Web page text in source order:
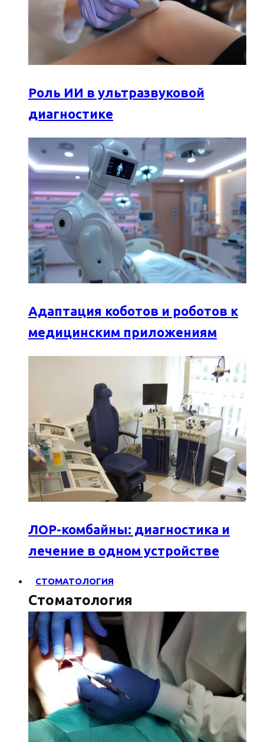
Роль ИИ в ультразвуковой
диагностике
Адаптация коботов и роботов к
медицинским приложениям
ЛОР-комбайны: диагностика и
лечение в одном устройстве
СТОМАТОЛОГИЯ
Стоматология